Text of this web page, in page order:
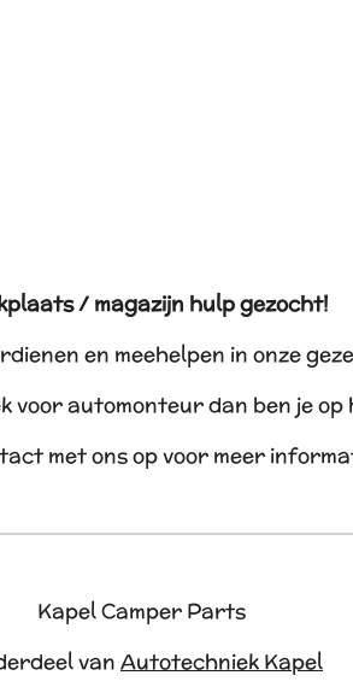
/ magazijn hulp gezocht!
en meehelpen in onze
voor automonteur dan ben je
met ons op voor meer
Kapel Camper Parts
van Autotechniek Kapel